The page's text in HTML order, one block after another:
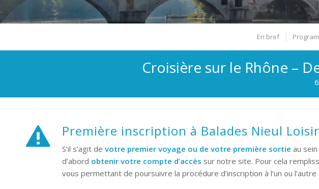
En bref
Croisière sur le Rhône –
Première inscription à Balades Nieul
S’il s’agit de votre premier voyage ou de votre première sortie au
d’abord obtenir votre compte d’accès sur notre site. Pour cela
vous permettant de poursuivre la procédure d’inscription à l’un ou